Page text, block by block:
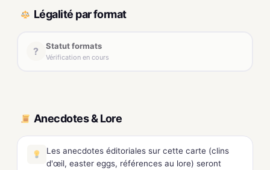
Légalité par format
? Statut formats
Vérification en cours
Anecdotes & Lore
Les anecdotes éditoriales sur cette carte (clins
d'œil, easter eggs, références au lore) seront